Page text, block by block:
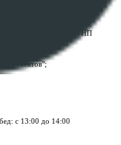
услуг "БелЮрОбеспечение"
e-mail:
, УНП
объектов";
с 13:00 до 14:00